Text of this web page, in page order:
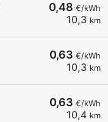
0,48 €/kWh
10,3 km
0,63 €/kWh
10,3 km
0,63 €/kWh
10,4 km